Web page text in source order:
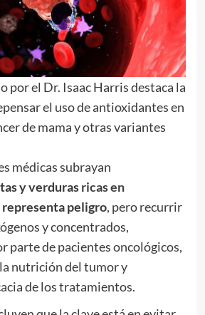
por el Dr. Isaac Harris destaca la
el uso de antioxidantes en
de mama y otras variantes
médicas subrayan
y verdurasricas en
peligro, pero recurrir
y concentrados,
parte de pacientes oncológicos,
nutrición del tumor y
de los tratamientos.